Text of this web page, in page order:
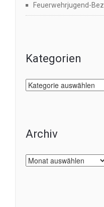
Feuerwehrjugend-
Kategorien
Kategorien
Archiv
Archiv